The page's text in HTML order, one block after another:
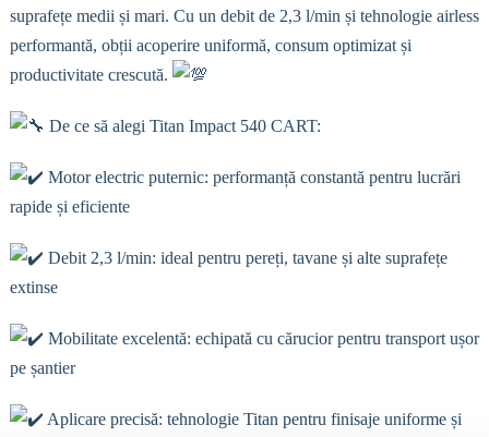
suprafețe medii și mari. Cu un debit de 2,3 l/min și tehnologie airless
performantă, obții acoperire uniformă, consum optimizat și
productivitate crescută.
De ce să alegi Titan Impact 540 CART:
Motor electric puternic: performanță constantă pentru lucrări
rapide și eficiente
Debit 2,3 l/min: ideal pentru pereți, tavane și alte suprafețe
extinse
Mobilitate excelentă: echipată cu cărucior pentru transport ușor
pe șantier
Aplicare precisă: tehnologie Titan pentru finisaje uniforme și